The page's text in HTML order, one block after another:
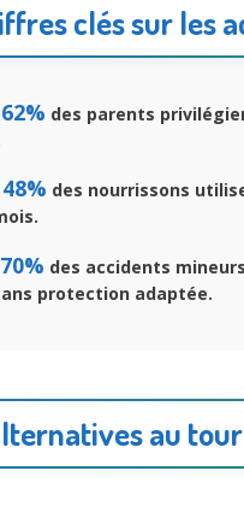
clés sur les
62% des parents
48% des nourrissons
70% des accidents
protection adaptée.
au